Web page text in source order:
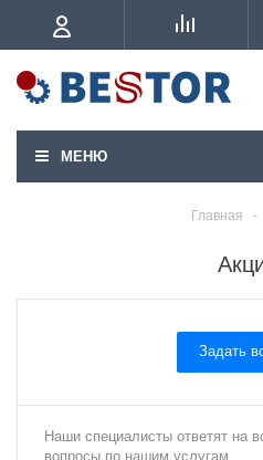
МЕНЮ
Главная -
Задать
Наши специалисты ответят на
вопросы по нашим услугам.